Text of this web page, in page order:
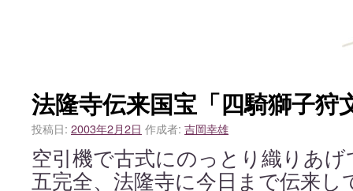
法隆寺伝来国宝「四騎獅子狩
投稿日: 2003年2月2日 作成者: 吉岡幸雄
空引機で古式にのっとり織りあ
五完全、法隆寺に今日まで伝来し